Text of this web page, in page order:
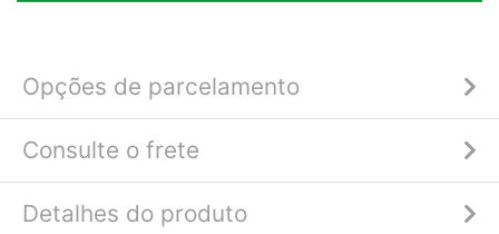
Opções de parcelamento
Consulte o frete
Detalhes do produto